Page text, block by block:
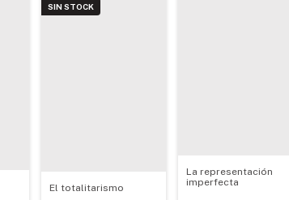
SIN STOCK
El totalitarismo
La representación
imperfecta